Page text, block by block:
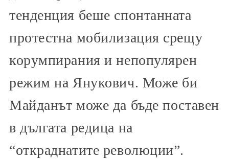
тенденция беше спонтанната
протестна мобилизация срещу
корумпирания и непопулярен
режим на Янукович. Може би
Майданът може да бъде поставен
в дългата редица на
“откраднатите революции”.